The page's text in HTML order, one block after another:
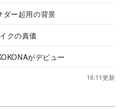
ダー起用の背景
クの真価
がデビュー
16:11更新